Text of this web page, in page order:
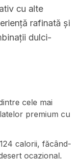
cu alte
rafinată și
dulci-
cele mai
premium cu
calorii, făcând-
ocazional.